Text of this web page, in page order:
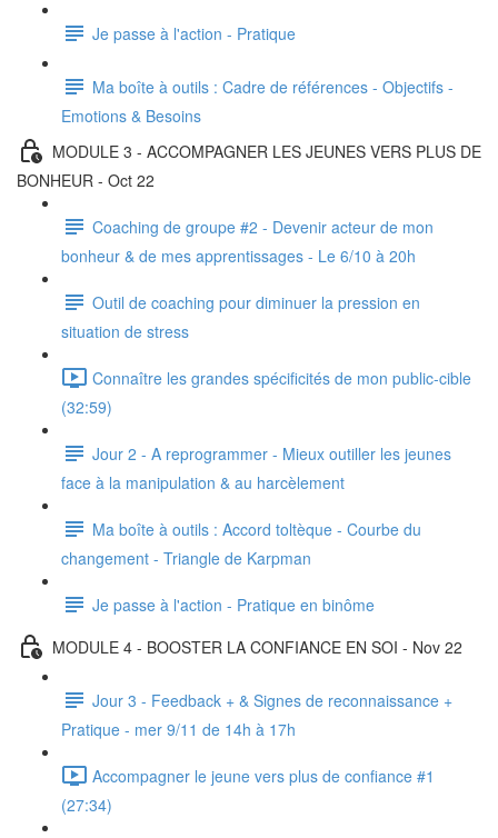
Je passe à l'action - Pratique
Ma boîte à outils : Cadre de références - Objectifs -
Emotions & Besoins
MODULE 3 - ACCOMPAGNER LES JEUNES VERS PLUS DE
BONHEUR - Oct 22
Coaching de groupe #2 - Devenir acteur de mon
bonheur & de mes apprentissages - Le 6/10 à 20h
Outil de coaching pour diminuer la pression en
situation de stress
Connaître les grandes spécificités de mon public-cible
(32:59)
Jour 2 - A reprogrammer - Mieux outiller les jeunes
face à la manipulation & au harcèlement
Ma boîte à outils : Accord toltèque - Courbe du
changement - Triangle de Karpman
Je passe à l'action - Pratique en binôme
MODULE 4 - BOOSTER LA CONFIANCE EN SOI - Nov 22
Jour 3 - Feedback + & Signes de reconnaissance +
Pratique - mer 9/11 de 14h à 17h
Accompagner le jeune vers plus de confiance #1
(27:34)